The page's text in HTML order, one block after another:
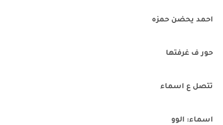
احمد يحضن حمزه
حور ف غرفتها
تتصل ع اسماء
اسماء: الوو